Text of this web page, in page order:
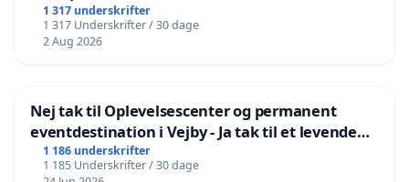
1 317 underskrifter
1 317 Underskrifter / 30 dage
2 Aug 2026
Nej tak til Oplevelsescenter og permanent
eventdestination i Vejby - Ja tak til et levende
lokalområde i balance
1 186 underskrifter
1 185 Underskrifter / 30 dage